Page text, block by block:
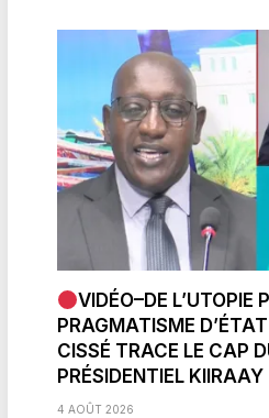
VIDÉO–DE L’UTOPIE
PRAGMATISME
CISSÉ TRACE LE CAP
PRÉSIDENTIEL KIIRAAY
4 AOÛT 2026